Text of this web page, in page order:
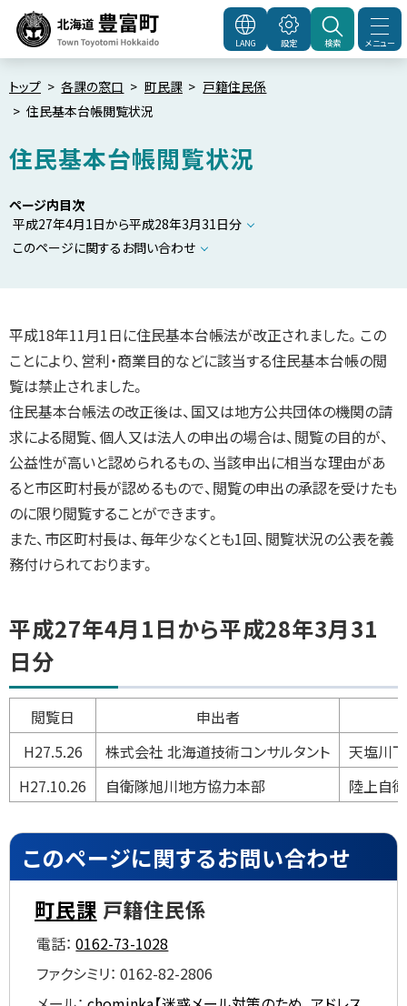
へ
メ
ー
北海道豊富町Town
メニュー
LANG 設定 検索
トップ 各課の窓口 町民課
戸籍住民係
住民基本台帳閲覧状況
住民基本台帳閲覧状況
ページ内目次
平成27年4月1日から平成28年3月31日分
このページに関するお問い合わせ
平成18年11月1日に住民基本台帳法が改正されました。この
ことにより、営利・商業目的などに該当する住民基本台帳の閲
覧は禁止されました。
住民基本台帳法の改正後は、国又は地方公共団体の機関の請
求による閲覧、個人又は法人の申出の場合は、閲覧の目的が、
公益性が高いと認められるもの、当該申出に相当な理由があ
ると市区町村長が認めるもので、閲覧の申出の承認を受けたも
のに限り閲覧することができます。
また、市区町村長は、毎年少なくとも1回、閲覧状況の公表を義
務付けられております。
平成27年4月1日から平成28年3月31
日分
閲覧日
申出者
H27.5.26
株式会社 北海道技術コンサルタント
天塩川
H27.10.26
自衛隊旭川地方協力本部 陸上自
ト このページに関するお問い合わせ
町民課 戸籍住民係
電話： 0162-73-1028
ファクシミリ： 0162-82-2806